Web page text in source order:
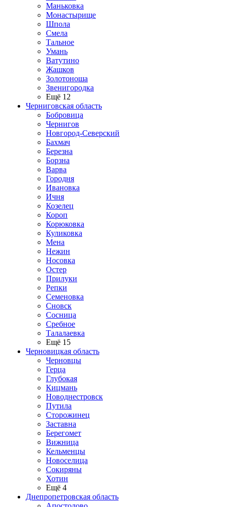
Маньковка
Монастырище
Шпола
Смела
Тальное
Умань
Ватутино
Жашков
Золотоноша
Звенигородка
Ещё 12
Черниговская область
Бобровица
Чернигов
Новгород-Северский
Бахмач
Березна
Борзна
Варва
Городня
Ивановка
Ичня
Козелец
Короп
Корюковка
Куликовка
Мена
Нежин
Носовка
Остер
Прилуки
Репки
Семеновка
Сновск
Сосница
Сребное
Талалаевка
Ещё 15
Черновицкая область
Черновцы
Герца
Глубокая
Кицмань
Новоднестровск
Путила
Сторожинец
Заставна
Берегомет
Вижница
Кельменцы
Новоселица
Сокиряны
Хотин
Ещё 4
Днепропетровская область